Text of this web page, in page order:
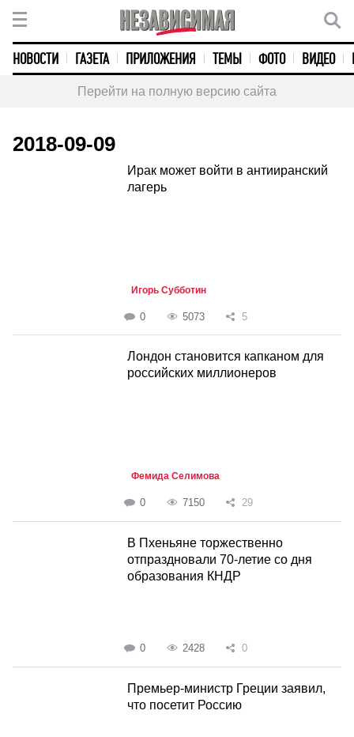
НОВОСТИ ГАЗЕТА ПРИЛОЖЕНИЯ ТЕМЫ ФОТО ВИДЕО
Перейти на полную версию сайта
2018-09-09
Ирак может войти в антииранский
лагерь
Игорь Субботин
0 5073 5
Лондон становится капканом для
российских миллионеров
Фемида Селимова
0 7150 29
В Пхеньяне торжественно
отпраздновали 70-летие со дня
образования КНДР
0 2428 0
Премьер-министр Греции заявил,
что посетит Россию